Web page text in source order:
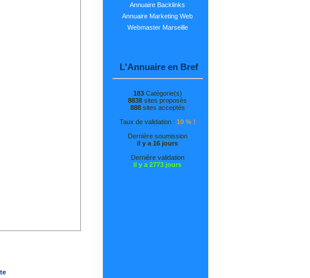
Annuaire Backlinks
Annuaire Marketing Web
Webmaster Marseille
L'Annuaire en Bref
183Catégorie(s)
8838 sites proposés
888sites acceptés
Taux de validation : 10 % !
Dernière soumission
il y a 16 jours
Dernière validation
il y a 2773 jours